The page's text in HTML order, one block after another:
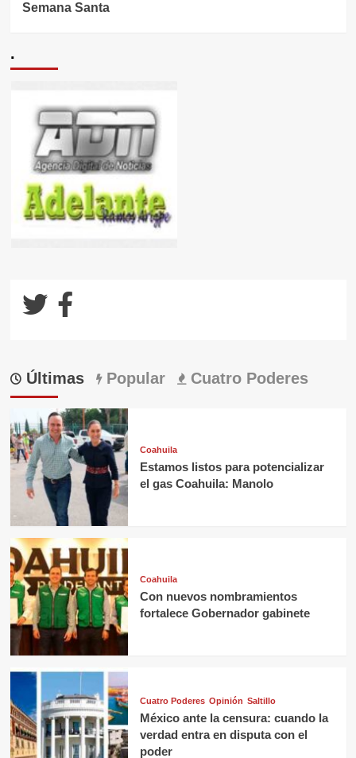
Semana Santa
.
Últimas Popular Cuatro Poderes
Coahuila
Estamos listos para potencializar
el gas Coahuila: Manolo
Coahuila
Con nuevos nombramientos
fortalece Gobernador gabinete
Cuatro Poderes Opinión Saltillo
México ante la censura: cuando la
verdad entra en disputa con el
poder